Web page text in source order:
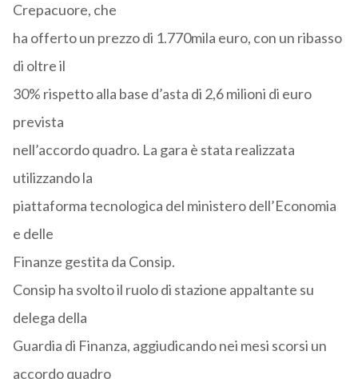
Crepacuore, che
ha offerto un prezzo di 1.770mila euro, con un ribasso
di oltre il
30% rispetto alla base d’asta di 2,6 milioni di euro
prevista
nell’accordo quadro. La gara è stata realizzata
utilizzando la
piattaforma tecnologica del ministero dell’Economia
e delle
Finanze gestita da Consip.
Consip ha svolto il ruolo di stazione appaltante su
delega della
Guardia di Finanza, aggiudicando nei mesi scorsi un
accordo quadro